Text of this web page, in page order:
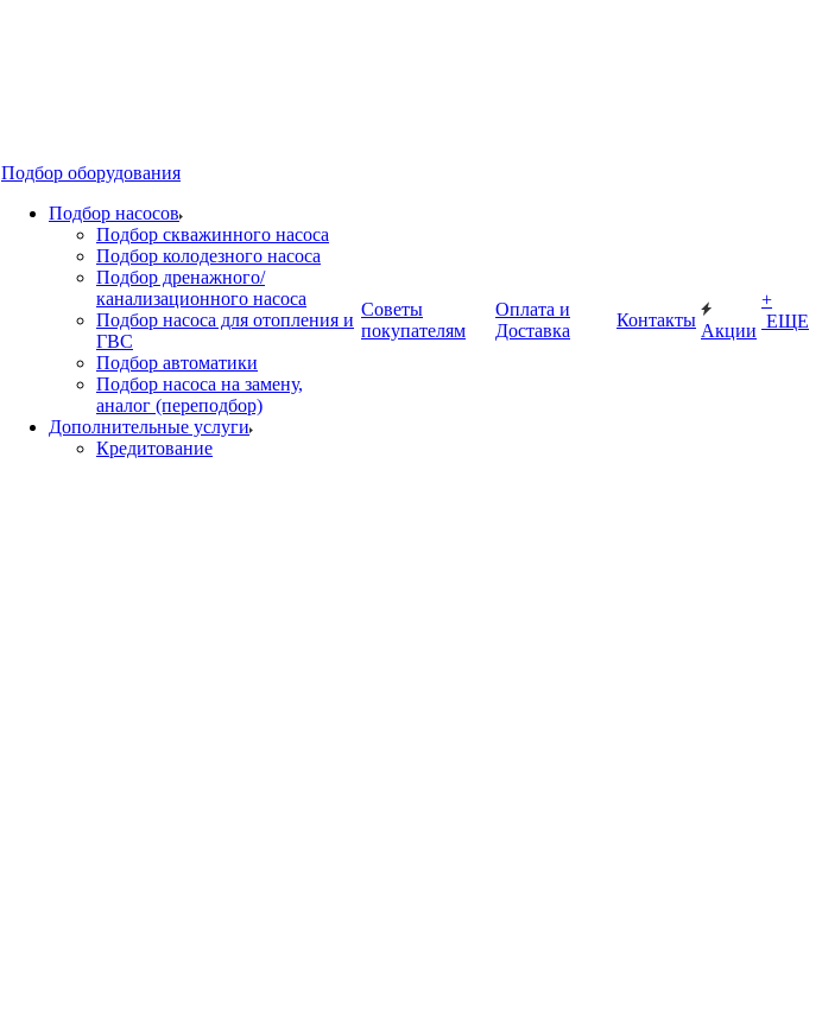
Подбор оборудования
Подбор насосов
Подбор скважинного насоса
Подбор колодезного насоса
Подбор дренажного/
канализационного насоса
Подбор насоса для отопления и
ГВС
Подбор автоматики
Подбор насоса на замену,
аналог (переподбор)
Дополнительные услуги
Кредитование
Советы
покупателям
Оплата и
Доставка
Контакты
Акции
+
ЕЩЕ